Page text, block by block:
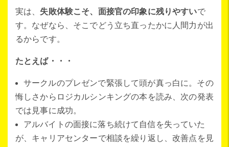
実は、 失敗体験こそ、面接官の印象に残りやすいで
す。なぜなら、そこでどう立ち直ったかに人間力が出
るからです。
たとえば・・・
サークルのプレゼンで緊張して頭が真っ白に。その
悔しさからロジカルシンキングの本を読み、次の発表
では見事に成功。
アルバイトの面接に落ち続けて自信を失っていた
が、キャリアセンターで相談を繰り返し、改善点を見